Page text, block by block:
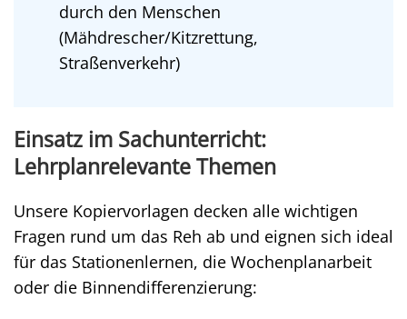
durch den Menschen
(Mähdrescher/Kitzrettung,
Straßenverkehr)
Einsatz im Sachunterricht:
Lehrplanrelevante Themen
Unsere Kopiervorlagen decken alle wichtigen
Fragen rund um das Reh ab und eignen sich ideal
für das Stationenlernen, die Wochenplanarbeit
oder die Binnendifferenzierung: